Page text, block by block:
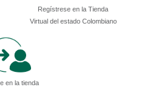
Regístrese en la Tienda
Virtual del estado Colombiano
en la tienda